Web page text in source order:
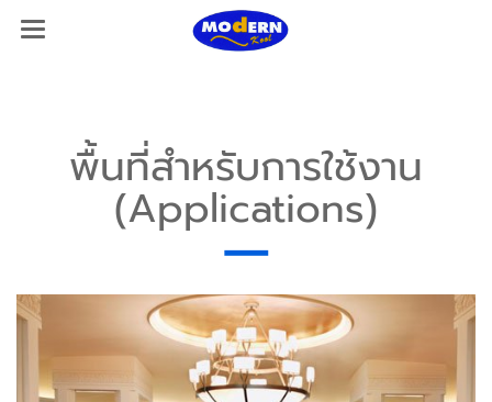
พื้นที่สำหรับการใช้งาน
(Applications)